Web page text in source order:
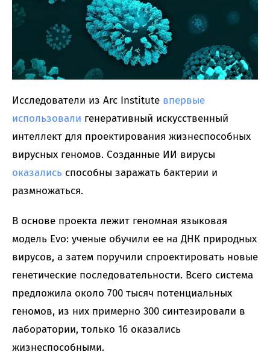
Исследователи из Arc Institute впервые
использовали генеративный искусственный
интеллект для проектирования жизнеспособных
вирусных геномов. Созданные ИИ вирусы
оказались способны заражать бактерии и
размножаться.
В основе проекта лежит геномная языковая
модель Evo: ученые обучили ее на ДНК природных
вирусов, а затем поручили спроектировать новые
генетические последовательности. Всего система
предложила около 700 тысяч потенциальных
геномов, из них примерно 300 синтезировали в
лаборатории, только 16 оказались
жизнеспособными.